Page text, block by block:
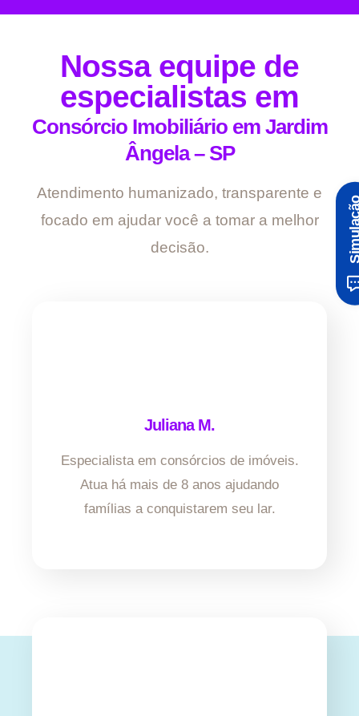
Nossa equipe de
especialistas em
Consórcio Imobiliário em Jardim
Ângela – SP
Atendimento humanizado, transparente e
focado em ajudar você a tomar a melhor
decisão.
Juliana M.
Especialista em consórcios de imóveis.
Atua há mais de 8 anos ajudando
famílias a conquistarem seu lar.